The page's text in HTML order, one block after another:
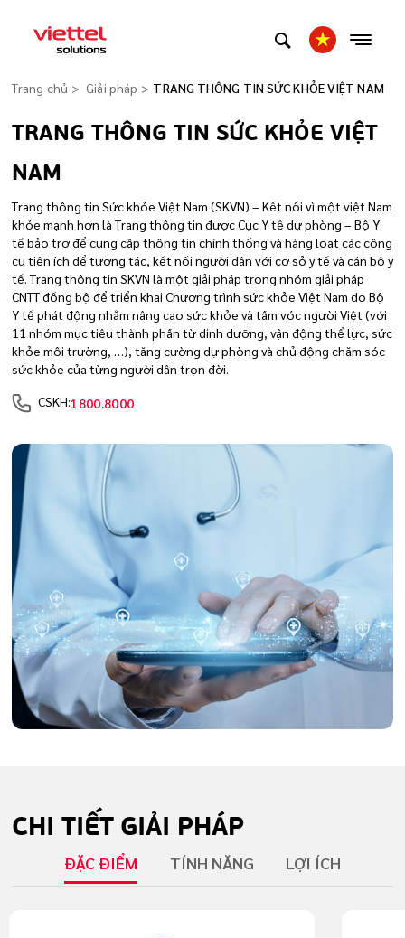
Trang chủ Giải pháp TRANG THÔNG TIN SỨC KHỎE VIỆT NAM
TRANG THÔNG TIN SỨC KHỎE VIỆT
NAM
Trang thông tin Sức khỏe Việt Nam (SKVN) – Kết nối vì một việt Nam
khỏe mạnh hơn là Trang thông tin được Cục Y tế dự phòng – Bộ Y
tế bảo trợ để cung cấp thông tin chính thống và hàng loạt các công
cụ tiện ích để tương tác, kết nối người dân với cơ sở y tế và cán bộ y
tế. Trang thông tin SKVN là một giải pháp trong nhóm giải pháp
CNTT đồng bộ để triển khai Chương trình sức khỏe Việt Nam do Bộ
Y tế phát động nhằm nâng cao sức khỏe và tầm vóc người Việt (với
11 nhóm mục tiêu thành phần từ dinh dưỡng, vận động thể lực, sức
khỏe môi trường, …), tăng cường dự phòng và chủ động chăm sóc
sức khỏe của từng người dân trọn đời.
CSKH:1800.8000
CHI TIẾT GIẢI PHÁP
ĐẶC ĐIỂM TÍNH NĂNG LỢI ÍCH